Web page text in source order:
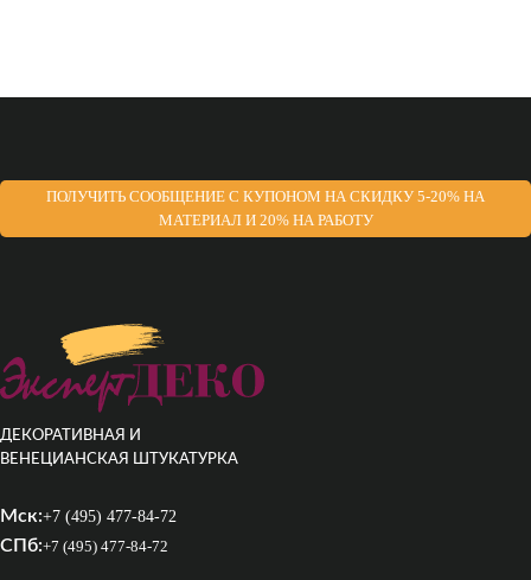
ПОЛУЧИТЬ СООБЩЕНИЕ С КУПОНОМ НА СКИДКУ 5-20% НА
МАТЕРИАЛ И 20% НА РАБОТУ
ДЕКОРАТИВНАЯ И
ВЕНЕЦИАНСКАЯ ШТУКАТУРКА
Мск:+7 (495) 477-84-72
СПб:+7 (495) 477-84-72